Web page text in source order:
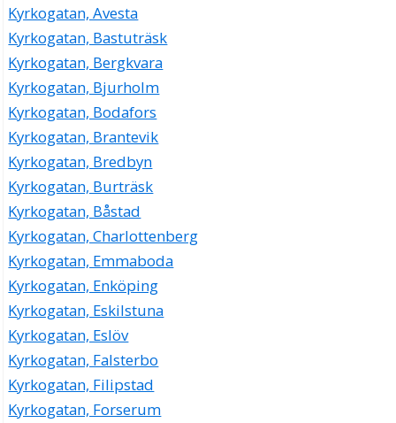
Kyrkogatan, Avesta
Kyrkogatan, Bastuträsk
Kyrkogatan, Bergkvara
Kyrkogatan, Bjurholm
Kyrkogatan, Bodafors
Kyrkogatan, Brantevik
Kyrkogatan, Bredbyn
Kyrkogatan, Burträsk
Kyrkogatan, Båstad
Kyrkogatan, Charlottenberg
Kyrkogatan, Emmaboda
Kyrkogatan, Enköping
Kyrkogatan, Eskilstuna
Kyrkogatan, Eslöv
Kyrkogatan, Falsterbo
Kyrkogatan, Filipstad
Kyrkogatan, Forserum